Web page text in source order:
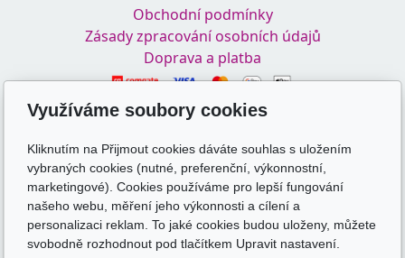
Obchodní podmínky
Zásady zpracování osobních údajů
Doprava a platba
Odkazy
skolakamate.cz
skolakamate.online
Sledujte nás
Využíváme soubory cookies
Kliknutím na Přijmout cookies dáváte souhlas s uložením
vybraných cookies (nutné, preferenční, výkonnostní,
marketingové). Cookies používáme pro lepší fungování
našeho webu, měření jeho výkonnosti a cílení a
personalizaci reklam. To jaké cookies budou uloženy, můžete
svobodně rozhodnout pod tlačítkem Upravit nastavení.